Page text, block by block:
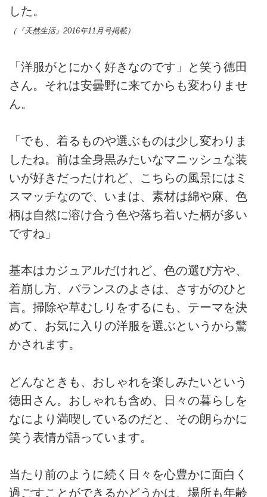
した。
（『天然生活』2016年11月号掲載）
「洋服がとにかく好きなのです」と笑う徳田
さん。それは安曇野に来てからも変わりませ
ん。
「でも、着るものや選ぶものは少し変わりま
したね。前は全身黒みたいなマニッシュな装
いが好きだったけれど、こちらの風景にはミ
スマッチなので、いまは、素材は綿や麻、色
柄は自然に溶け合う色や落ち着いた柄が多い
ですね」
基本はカジュアルだけれど、色の選び方や、
着崩し方、バランスのよさは、さすがのひと
言。掃除や草むしりをするにも、テーマを決
めて、お気に入りの洋服を選ぶというから驚
かされます。
どんなときも、おしゃれを楽しみたいという
徳田さん。おしゃれも含め、日々の暮らしを
なにより満喫しているのだと、その朗らかに
笑う表情が語っています。
当たり前のように続く日々を心豊かに面白く
過ごすことができるかどうかは、場所も年齢